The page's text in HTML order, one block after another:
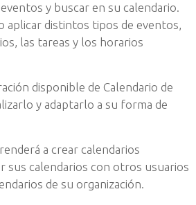
y buscar en su calendario.
aplicar distintos tipos de eventos,
las tareas y los horarios
disponible de Calendario de
y adaptarlo a su forma de
a crear calendarios
sus calendarios con otros usuarios
de su organización.